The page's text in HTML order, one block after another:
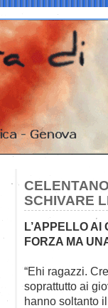
SCHIVARE
L’APPELLO AI
FORZA MA
“Ehi ragazzi.
soprattutto ai
hanno soltanto